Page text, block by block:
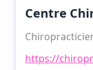
Centre
https://